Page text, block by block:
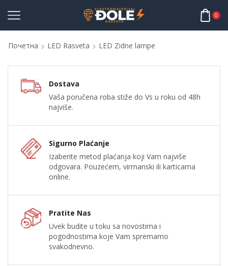
0
Почетна LED Rasveta LED Zidne lampe
Dostava
Vaša poručena roba stiže do Vs u roku od 48h
najviše.
Sigurno Plaćanje
Izaberite metod plaćanja koji Vam najviše
odgovara. Pouzećem, virmanski ili karticama
online.
Pratite Nas
Uvek budite u toku sa novostima i
pogodnostima koje Vam spremamo
svakodnevno.